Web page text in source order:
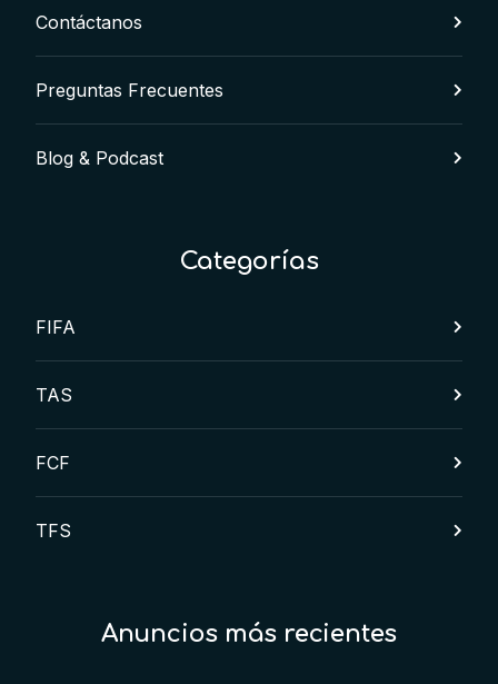
Contáctanos
Preguntas Frecuentes
Blog & Podcast
Categorías
FIFA
TAS
FCF
TFS
Anuncios más recientes